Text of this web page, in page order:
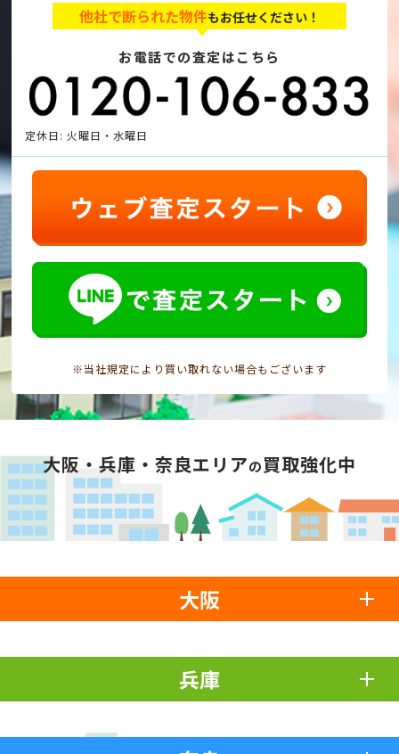
他社で断られた物件もお任せください！
お電話での査定はこちら
定休日: 火曜日・水曜日
※当社規定により買い取れない場合もございます
大阪・兵庫・奈良エリアの買取強化中
大阪
兵庫